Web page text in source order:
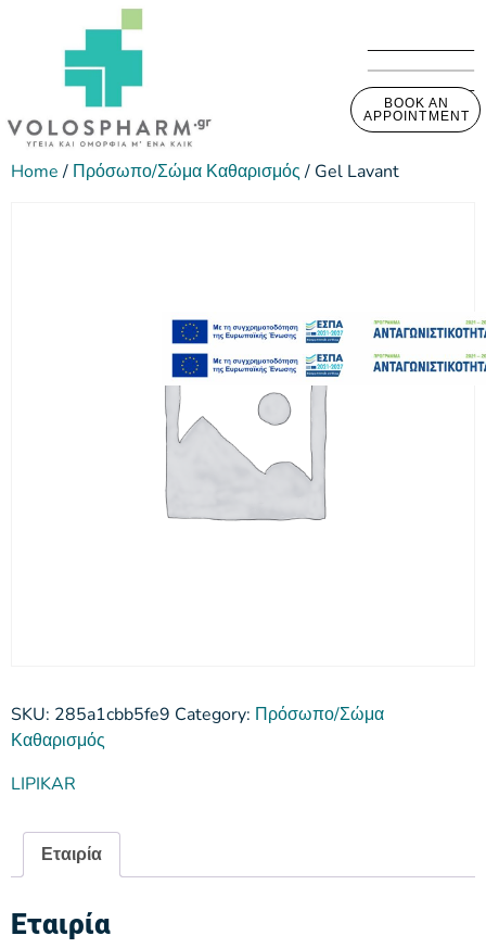
BOOK AN
APPOINTMENT
Home/ Πρόσωπο/Σώμα Καθαρισμός/ Gel Lavant
SKU: 285a1cbb5fe9 Category: Πρόσωπο/Σώμα
Καθαρισμός
LIPIKAR
Εταιρία
Εταιρία